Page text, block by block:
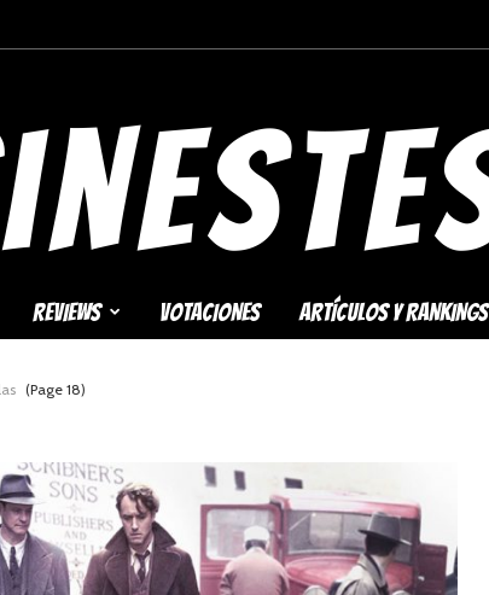
2 (2018)
REVIEWS VOTACIONES ARTÍCULOS Y RANKINGS
(Page 18)